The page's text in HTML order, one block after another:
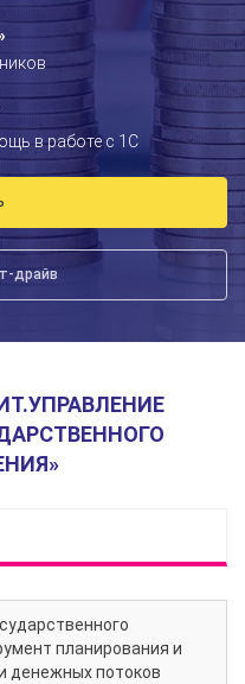
в работе с 1С
драйв
планирования и
денежных потоков